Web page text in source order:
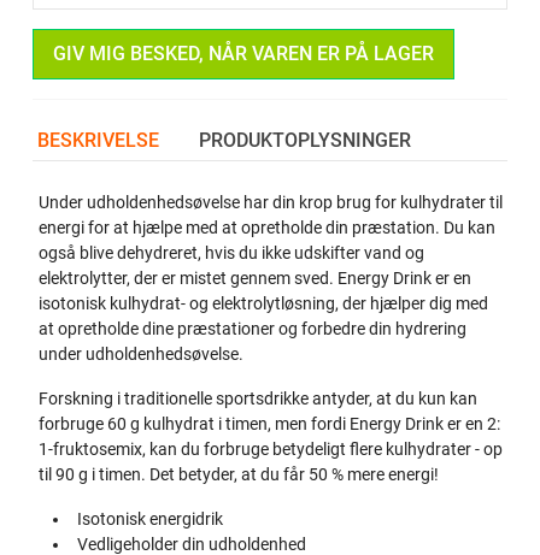
GIV MIG BESKED, NÅR VAREN ER PÅ LAGER
BESKRIVELSE PRODUKTOPLYSNINGER
Under udholdenhedsøvelse har din krop brug for kulhydrater til
energi for at hjælpe med at opretholde din præstation. Du kan
også blive dehydreret, hvis du ikke udskifter vand og
elektrolytter, der er mistet gennem sved. Energy Drink er en
isotonisk kulhydrat- og elektrolytløsning, der hjælper dig med
at opretholde dine præstationer og forbedre din hydrering
under udholdenhedsøvelse.
Forskning i traditionelle sportsdrikke antyder, at du kun kan
forbruge 60 g kulhydrat i timen, men fordi Energy Drink er en 2:
1-fruktosemix, kan du forbruge betydeligt flere kulhydrater - op
til 90 g i timen. Det betyder, at du får 50 % mere energi!
Isotonisk energidrik
Vedligeholder din udholdenhed